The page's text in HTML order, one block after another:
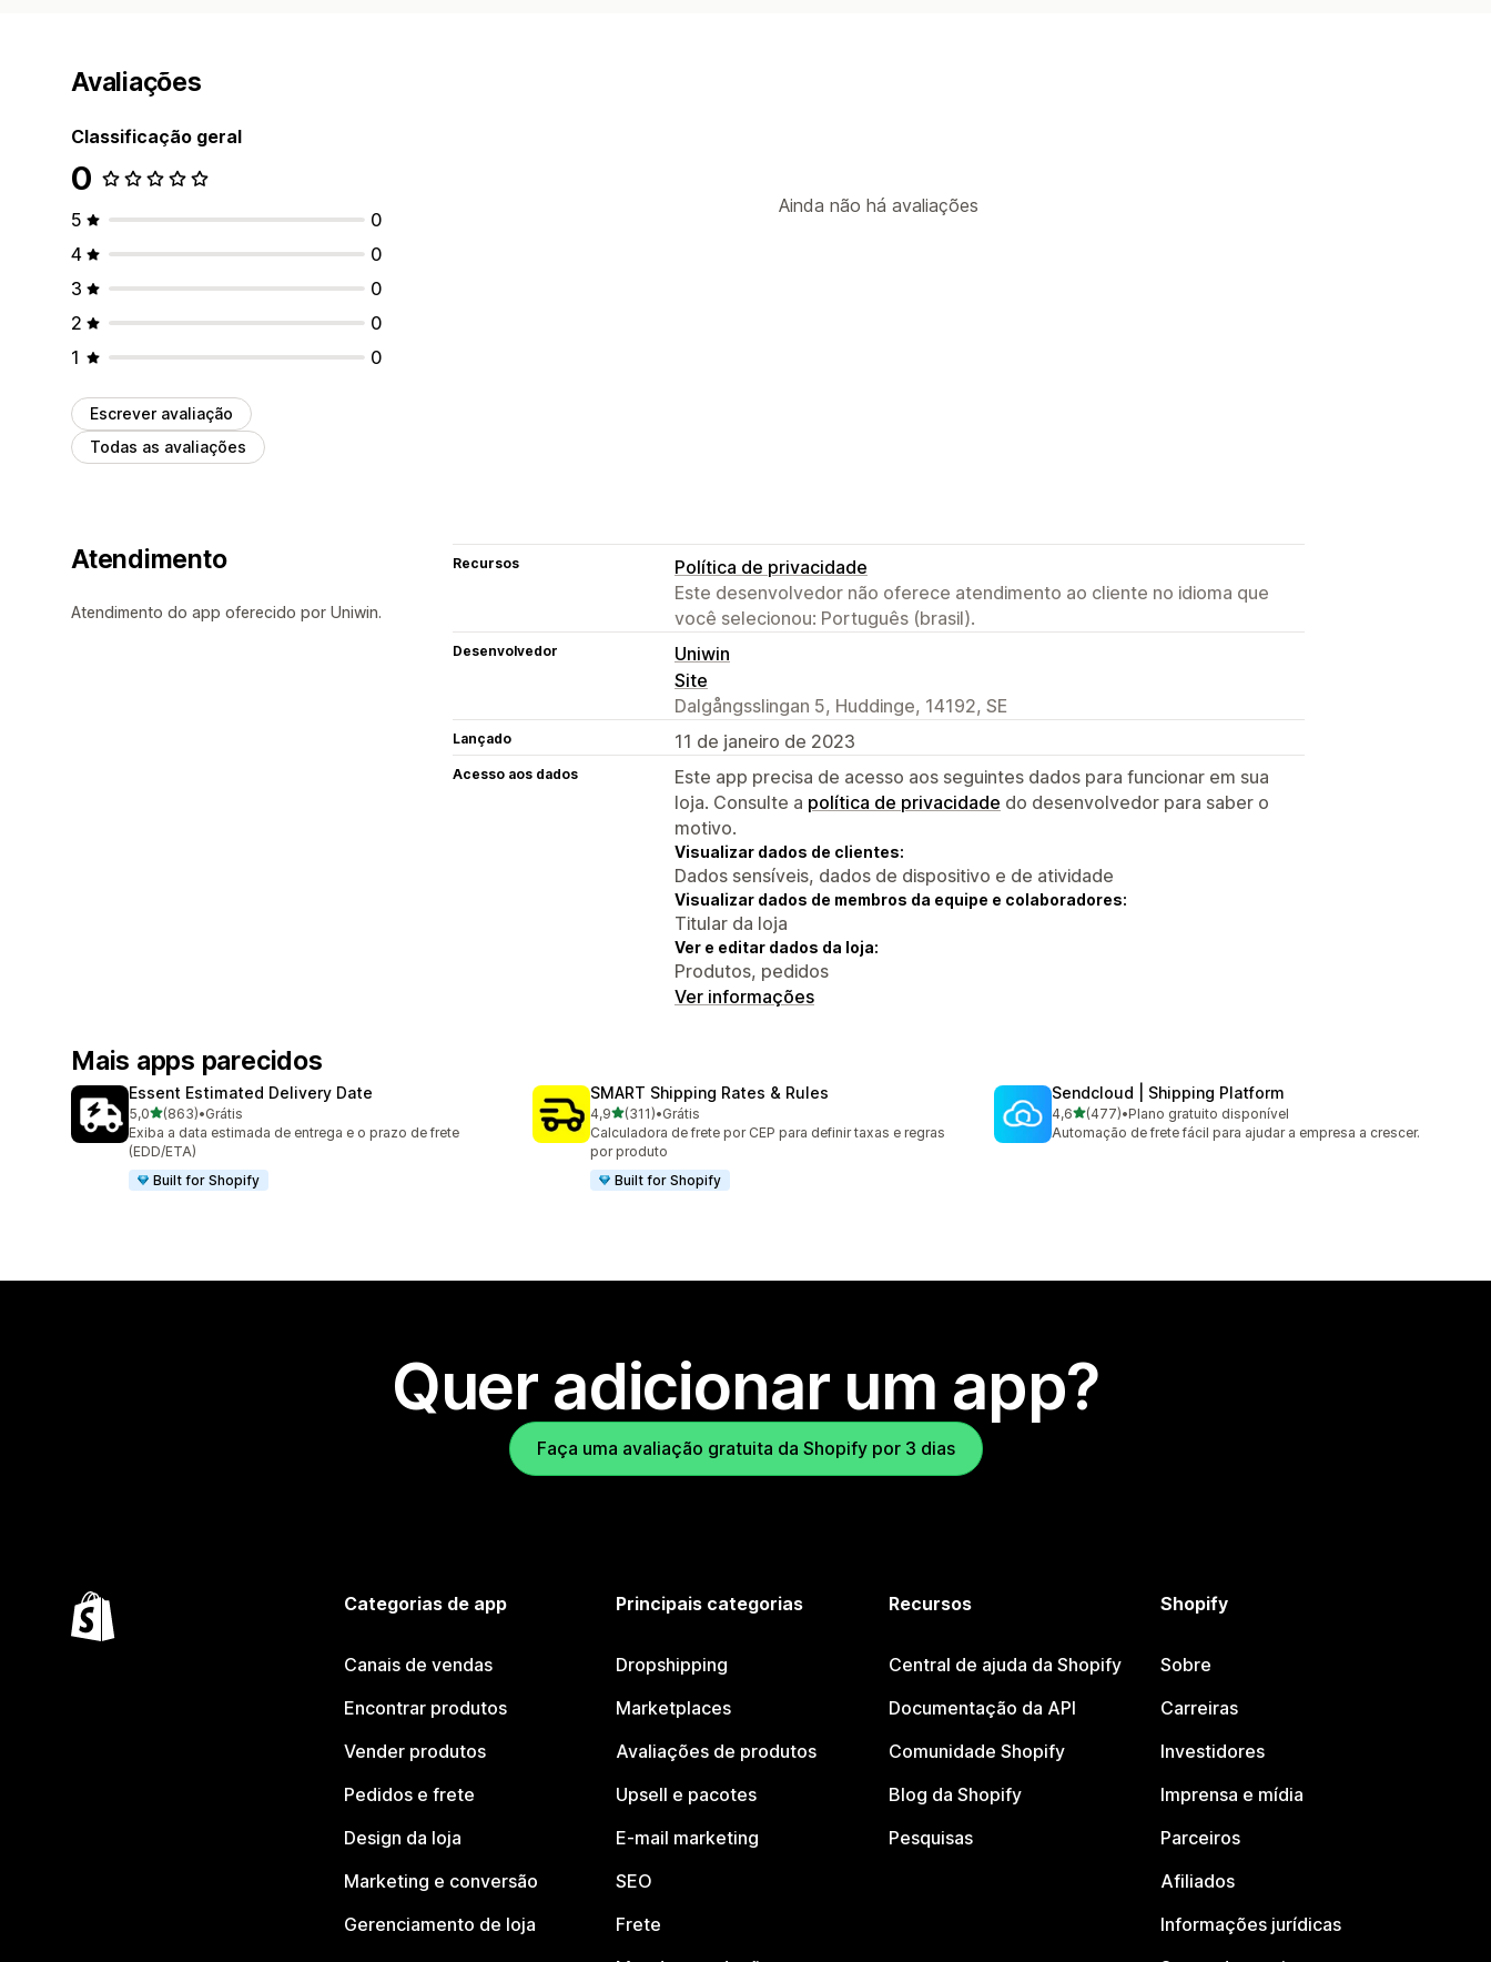
Avaliações
Classificação geral
0
5
0
4
0
3
0
2
0
1
0
Escrever avaliação
Todas as avaliações
Ainda não há avaliações
Atendimento
Atendimento do app oferecido por Uniwin.
Recursos
Política de privacidade
Este desenvolvedor não oferece atendimento ao cliente no idioma que
você selecionou: Português (brasil).
Desenvolvedor
Uniwin
Site
Dalgångsslingan 5, Huddinge, 14192, SE
Lançado 11 de janeiro de 2023
Acesso aos dados
Este app precisa de acesso aos seguintes dados para funcionar em sua
loja. Consulte a política de privacidade do desenvolvedor para saber o
motivo.
Visualizar dados de clientes:
Dados sensíveis, dados de dispositivo e de atividade
Visualizar dados de membros da equipe e colaboradores:
Titular da loja
Ver e editar dados da loja:
Produtos, pedidos
Ver informações
Mais apps parecidos
Essent Estimated Delivery Date
5,0de 5 estrelas
(863)
863 avaliações ao todo
•Grátis
Exiba a data estimada de entrega e o prazo de frete
(EDD/ETA)
Built for Shopify
SMART Shipping Rates & Rules
4,9de 5 estrelas
(311)
311 avaliações ao todo
•Grátis
Calculadora de frete por CEP para definir taxas e regras
por produto
Built for Shopify
Sendcloud | Shipping Platform
4,6de 5 estrelas
(477)
477 avaliações ao todo
•Plano gratuito disponível
Automação de frete fácil para ajudar a empresa a crescer.
Quer adicionar um app?
Faça uma avaliação gratuita da Shopify por 3 dias
Categorias de app
Canais de vendas
Encontrar produtos
Vender produtos
Pedidos e frete
Design da loja
Marketing e conversão
Gerenciamento de loja
Principais categorias
Dropshipping
Marketplaces
Avaliações de produtos
Upsell e pacotes
E-mail marketing
SEO
Frete
Recursos
Central de ajuda da Shopify
Documentação da API
Comunidade Shopify
Blog da Shopify
Pesquisas
Shopify
Sobre
Carreiras
Investidores
Imprensa e mídia
Parceiros
Afiliados
Informações jurídicas